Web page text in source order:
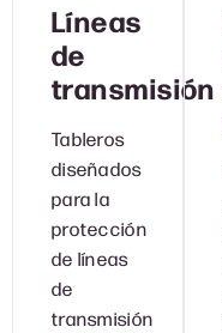
Líneas
de
transmisión
Tableros
diseñados
para la
protección
de líneas
de
transmisión